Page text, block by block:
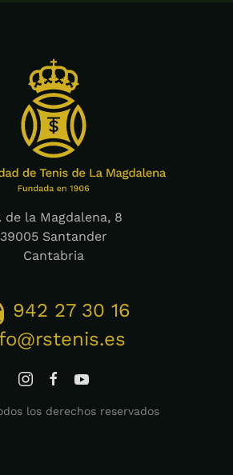
de la Magdalena, 8
39005 Santander
Cantabria
942 27 30 16
los derechos reservados